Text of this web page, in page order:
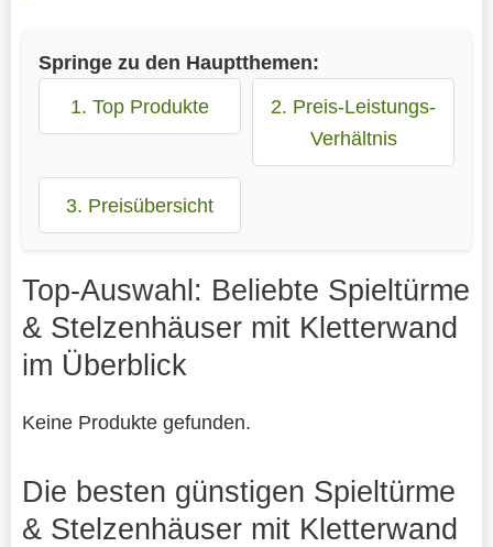
Springe zu den Hauptthemen:
1. Top Produkte
2. Preis-Leistungs-
Verhältnis
3. Preisübersicht
Top-Auswahl: Beliebte Spieltürme
& Stelzenhäuser mit Kletterwand
im Überblick
Keine Produkte gefunden.
Die besten günstigen Spieltürme
& Stelzenhäuser mit Kletterwand